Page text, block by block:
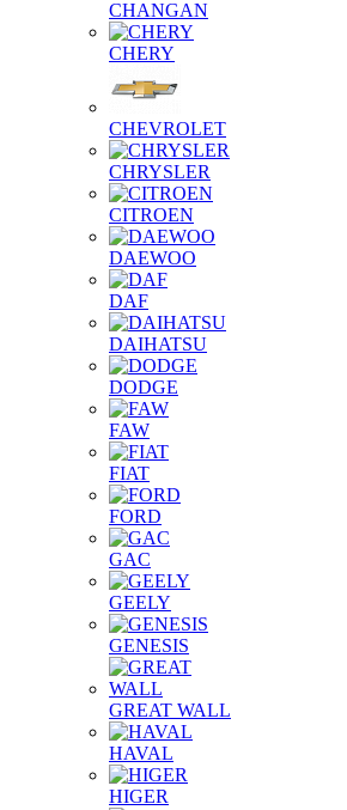
CHANGAN
CHERY
CHEVROLET
CHRYSLER
CITROEN
DAEWOO
DAF
DAIHATSU
DODGE
FAW
FIAT
FORD
GAC
GEELY
GENESIS
GREAT WALL
HAVAL
HIGER